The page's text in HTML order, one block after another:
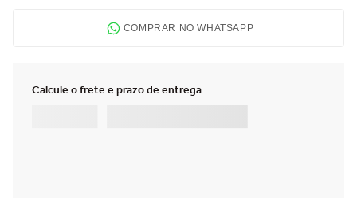
COMPRAR NO WHATSAPP